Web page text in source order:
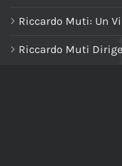
Riccardo Muti: Un
Riccardo Muti